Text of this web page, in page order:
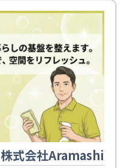
株式会社Aramashi